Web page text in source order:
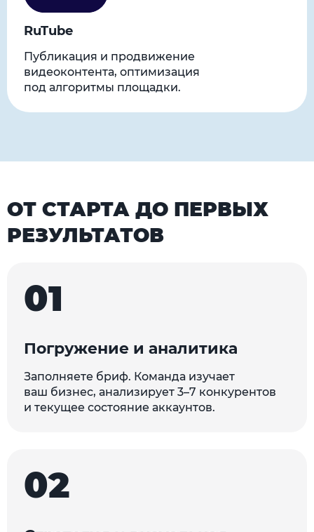
RuTube
Публикация и продвижение
видеоконтента, оптимизация
под алгоритмы площадки.
ОТ СТАРТА ДО ПЕРВЫХ
РЕЗУЛЬТАТОВ
01
Погружение и аналитика
Заполняете бриф. Команда изучает
ваш бизнес, анализирует 3–7 конкурентов
и текущее состояние аккаунтов.
02